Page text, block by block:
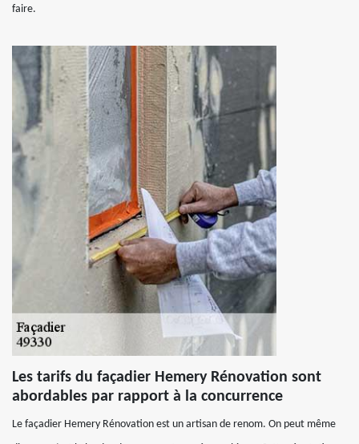
faire.
Les tarifs du façadier Hemery Rénovation sont
abordables par rapport à la concurrence
Le façadier Hemery Rénovation est un artisan de renom. On peut même